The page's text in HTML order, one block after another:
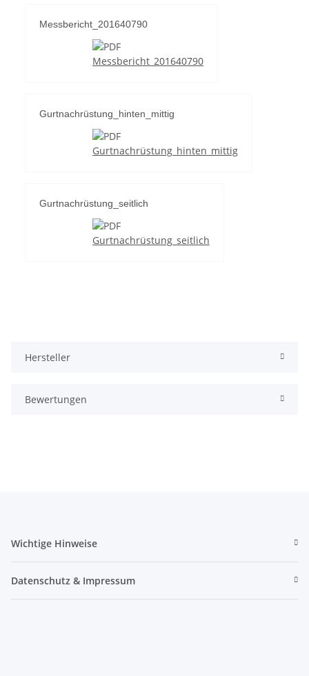
Messbericht_201640790
Messbericht_201640790
Gurtnachrüstung_hinten_mittig
Gurtnachrüstung_hinten_mittig
Gurtnachrüstung_seitlich
Gurtnachrüstung_seitlich
Hersteller
Bewertungen
Wichtige Hinweise
Datenschutz & Impressum